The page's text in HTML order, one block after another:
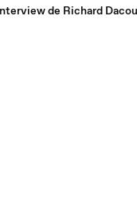
de Richard